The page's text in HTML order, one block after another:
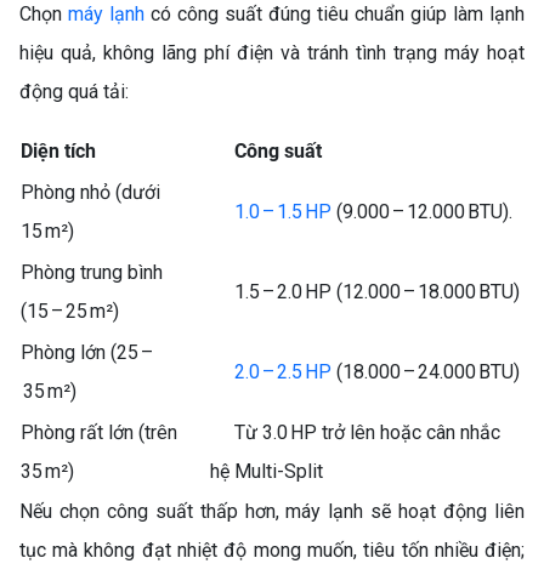
Chọn máy lạnhcó công suất đúng tiêu chuẩn giúp làm lạnh
hiệu quả, không lãng phí điện và tránh tình trạng máy hoạt
động quá tải:
Diện tích
Công suất
Phòng nhỏ (dưới
15 m²)
1.0 – 1.5 HP (9.000 – 12.000 BTU).
Phòng trung bình
(15 – 25 m²)
1.5 – 2.0 HP (12.000 – 18.000 BTU)
Phòng lớn (25 –
35 m²)
2.0 – 2.5 HP (18.000 – 24.000 BTU)
Phòng rất lớn (trên
35 m²)
Từ 3.0 HP trở lên hoặc cân nhắc
hệ Multi-Split
Nếu chọn công suất thấp hơn, máy lạnh sẽ hoạt động liên
tục mà không đạt nhiệt độ mong muốn, tiêu tốn nhiều điện;